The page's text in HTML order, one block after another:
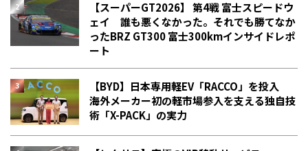
【スーパーGT2026】 第4戦 富士スピードウ
ェイ 誰も悪くなかった。それでも勝てなか
った――BRZ GT300 富士300kmインサイドレポ
ート
【BYD】日本専用軽EV「RACCO」を投入
海外メーカー初の軽市場参入を支える独自技
術「X-PACK」の実力